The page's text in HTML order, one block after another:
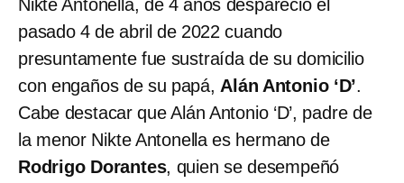
Nikte Antonella, de 4 años despareció el
pasado 4 de abril de 2022 cuando
presuntamente fue sustraída de su domicilio
con engaños de su papá, Alán Antonio ‘D’.
Cabe destacar que Alán Antonio ‘D’, padre de
la menor Nikte Antonella es hermano de
Rodrigo Dorantes, quien se desempeñó